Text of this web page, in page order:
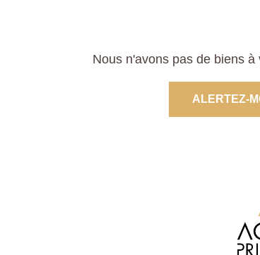
Nous n'avons pas de biens
ALERTEZ-